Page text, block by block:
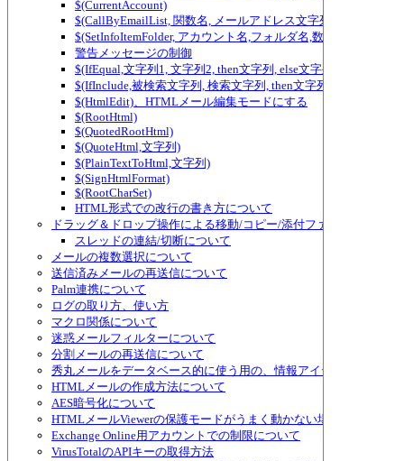
$(CurrentAccount)
$(CallByEmailList, 関数名, メールアドレス文字列)
$(SetInfoItemFolder, アカウント名,フォルダ名,数値)
警告メッセージの制御
$(IfEqual,文字列1, 文字列2, then文字列, else文字列)、テンプレ
$(IfInclude,被検索文字列, 検索文字列, then文字列, else文字列)
$(HtmlEdit)、HTMLメール編集モードにする
$(RootHtml)
$(QuotedRootHtml)
$(QuoteHtml,文字列)
$(PlainTextToHtml,文字列)
$(SignHtmlFormat)
$(RootCharSet)
HTML形式での改行の書き方について
ドラッグ＆ドロップ操作による移動/コピー/添付ファイルの追加/
スレッドの連結/切断について
メールの複数選択について
送信済みメールの再送信について
Palm連携について
ログの取り方、使い方
マクロ関係について
迷惑メールフィルターについて
分割メールの再送信について
秀丸メールをデータベース的に使う用の、情報アイテムについて
HTMLメールの作成方法について
AES暗号化について
HTMLメールViewerの保護モードがうまく動かない場合
Exchange Online用アカウントでの制限について
VirusTotalのAPIキーの取得方法